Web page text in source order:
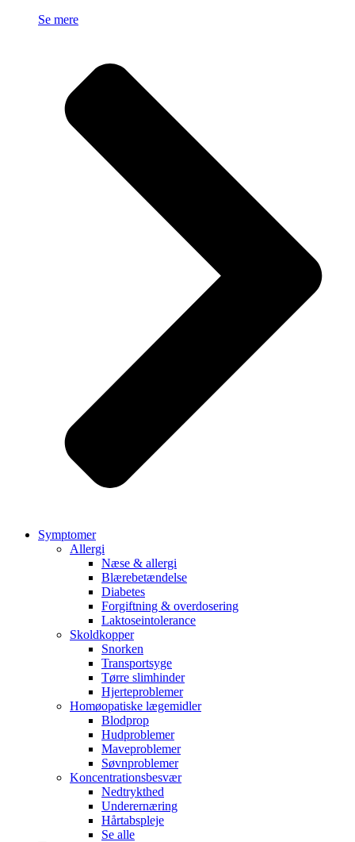
Se mere
Symptomer
Allergi
Næse & allergi
Blærebetændelse
Diabetes
Forgiftning & overdosering
Laktoseintolerance
Skoldkopper
Snorken
Transportsyge
Tørre slimhinder
Hjerteproblemer
Homøopatiske lægemidler
Blodprop
Hudproblemer
Maveproblemer
Søvnproblemer
Koncentrationsbesvær
Nedtrykthed
Underernæring
Hårtabspleje
Se alle